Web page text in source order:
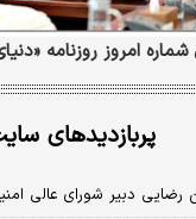
امروز روزنامه
پربازدیدهای
دبیر شورای عالی